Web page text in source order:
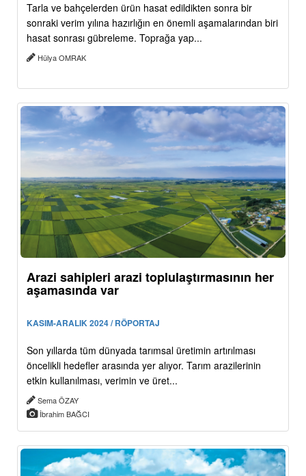
Tarla ve bahçelerden ürün hasat edildikten sonra bir
sonraki verim yılına hazırlığın en önemli aşamalarından biri
hasat sonrası gübreleme. Toprağa yap...
Hülya OMRAK
Arazi sahipleri arazi toplulaştırmasının her
aşamasında var
KASIM-ARALIK 2024 / RÖPORTAJ
Son yıllarda tüm dünyada tarımsal üretimin artırılması
öncelikli hedefler arasında yer alıyor. Tarım arazilerinin
etkin kullanılması, verimin ve üret...
Sema ÖZAY
İbrahim BAĞCI